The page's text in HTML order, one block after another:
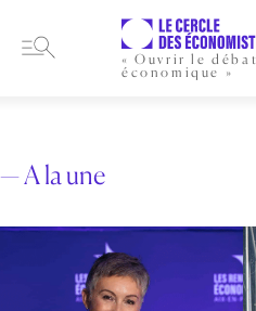
« Ouvrir le débat
économique »
— A la une